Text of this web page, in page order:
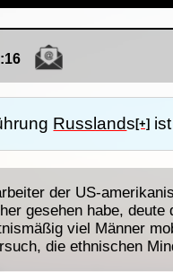
Russlands[+]
der US-
gesehen habe,
viel Männer
die ethnischen